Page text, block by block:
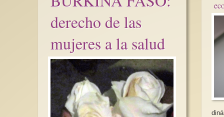
derecho de las
mujeres a la salud